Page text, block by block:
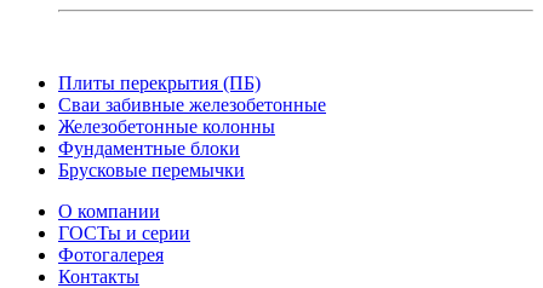
Плиты перекрытия (ПБ)
Сваи забивные железобетонные
Железобетонные колонны
Фундаментные блоки
Брусковые перемычки
О компании
ГОСТы и серии
Фотогалерея
Контакты